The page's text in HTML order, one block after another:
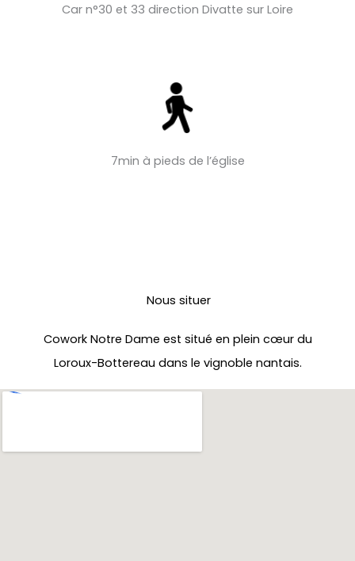
Car n°30 et 33 direction Divatte sur Loire
7min à pieds de l’église
Nous situer
Cowork Notre Dame est situé en plein cœur du
Loroux-Bottereau dans le vignoble nantais.